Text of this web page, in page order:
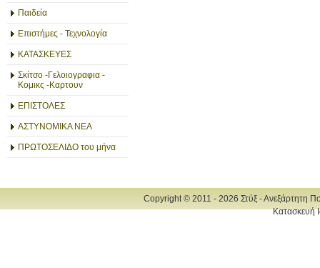
Παιδεία
Επιστήμες - Τεχνολογία
ΚΑΤΑΣΚΕΥΕΣ
Σκίτσο -Γελοιογραφια -
Κομικς -Καρτουν
ΕΠΙΣΤΟΛΕΣ
ΑΣΤΥΝΟΜΙΚΑ ΝΕΑ
ΠΡΩΤΟΣΕΛΙΔΟ του μήνα
Copyright © 2011 - 2026 Στύξ - Ανεξάρτητη
Κατασκευή